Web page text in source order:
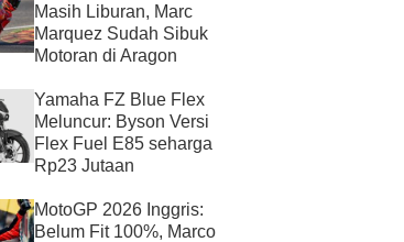
Masih Liburan, Marc
Marquez Sudah Sibuk
Motoran di Aragon
Yamaha FZ Blue Flex
Meluncur: Byson Versi
Flex Fuel E85 seharga
Rp23 Jutaan
MotoGP 2026 Inggris:
Belum Fit 100%, Marco